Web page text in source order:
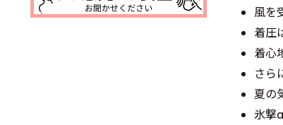
風を
着圧
着心
さら
夏の
氷撃